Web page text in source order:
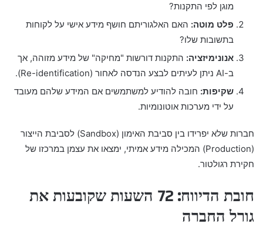
מוגן לפי התקנות?
פלט מוטה: האם האלגוריתם חושף מידע אישי על לקוחות
בתשובות שלו?
אנונימיזציה: התקנות דורשות "מחיקה" של מידע מזוהה, אך
ב-AI ניתן לעיתים לבצע הנדסה לאחור (Re-identification).
שקיפות: חובה להודיע למשתמשים אם המידע שלהם מעובד
על ידי מערכות אוטונומיות.
חברות שלא יפרידו בין סביבת האימון (Sandbox) לסביבת הייצור
(Production) המכילה מידע אמיתי, ימצאו את עצמן במרכזו של
חקירת רגולטור.
חובת הדיווח: 72 השעות שקובעות את
גורל החברה